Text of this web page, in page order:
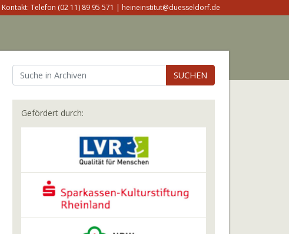
Kontakt: Telefon (02 11) 89 95 571 | heineinstitut@duesseldorf.de
SUCHEN
Gefördert durch: